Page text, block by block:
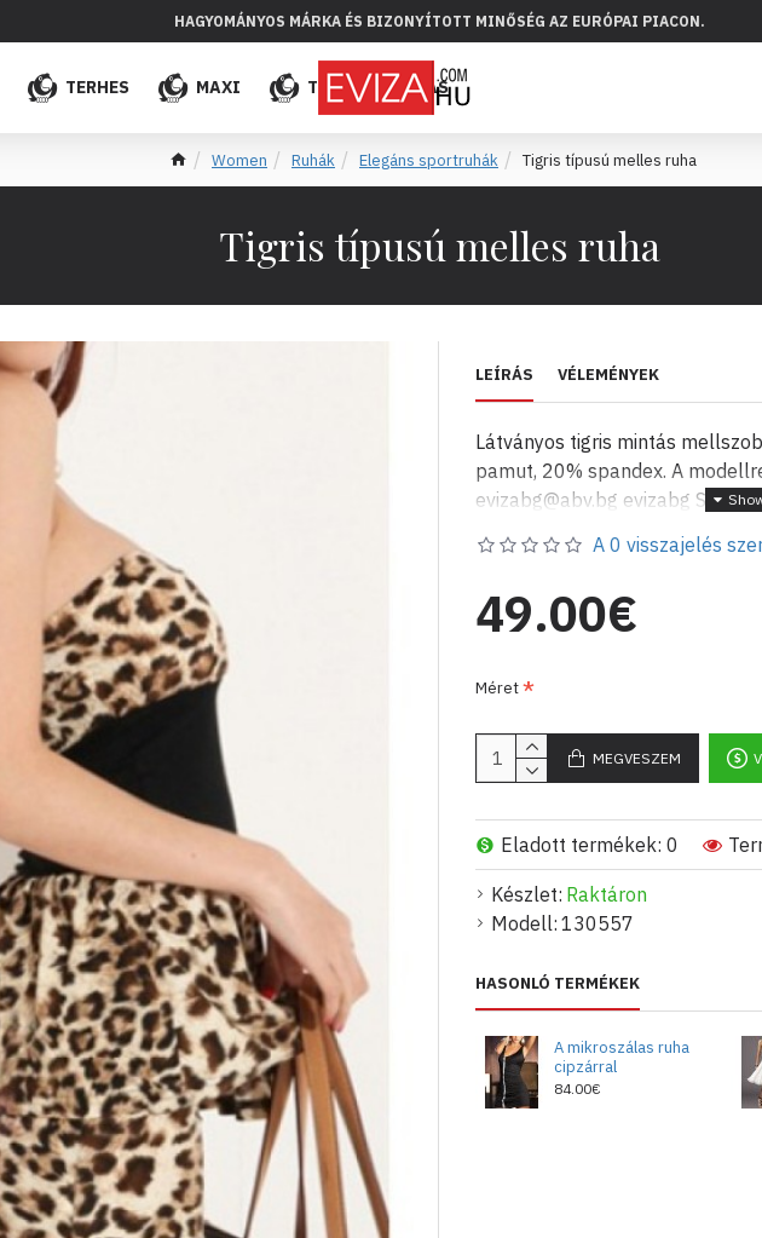
HAGYOMÁNYOS MÁRKA ÉS BIZONYÍTOTT MINŐSÉG AZ EURÓPAI PIACON.
TERHES MAXI TÖBB ELADÁS
Women Ruhák Elegáns sportruhák Tigris típusú melles ruha
Tigris típusú melles ruha
LEÍRÁS VÉLEMÉNYEK
Látványos tigris mintás
pamut, 20% spandex. A
evizabg@abv.bg evizabg Skype
0888756677 telefonszámon
megrendeléseket az
Készlet: Raktáron
Modell: 130557
Eladott termékek: 0
A 0 visszajelés
49.00€
Méret
MEGVESZEM
HASONLÓ TERMÉKEK
A mikroszálas ruha
cipzárral
84.00€